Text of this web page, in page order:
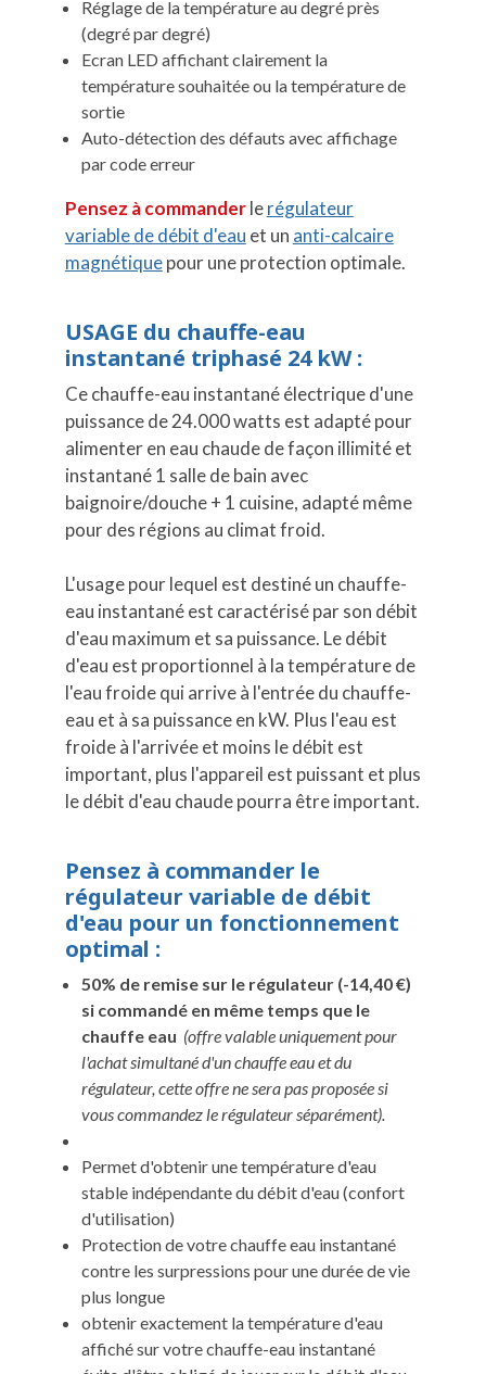
Réglage de la température au degré près
(degré par degré)
Ecran LED affichant clairement la
température souhaitée ou la température de
sortie
Auto-détection des défauts avec affichage
par code erreur
Pensez à commanderlerégulateur
variable de débit d'eau et un anti-calcaire
magnétiquepour une protection optimale.
USAGE du chauffe-eau
instantané triphasé 24 kW :
Ce chauffe-eau instantané électrique d'une
puissance de 24.000 watts est adapté pour
alimenter en eau chaude de façon illimité et
instantané 1 salle de bain avec
baignoire/douche + 1 cuisine, adapté même
pour des régions au climat froid.
L'usage pour lequel est destiné un chauffe-
eau instantané est caractérisé par son débit
d'eau maximum et sa puissance. Le débit
d'eau est proportionnel à la température de
l'eau froide qui arrive à l'entrée du chauffe-
eau et à sa puissance en kW. Plus l'eau est
froide à l'arrivée et moins le débit est
important, plus l'appareil est puissant et plus
le débit d'eau chaude pourra être important.
Pensez à commander le
régulateur variable de débit
d'eau pour un fonctionnement
optimal :
50% de remise sur le régulateur (-14,40 €)
si commandé en même temps que le
chauffe eau (offre valable uniquement pour
l'achat simultané d'un chauffe eau et du
régulateur, cette offre ne sera pas proposée si
vous commandez le régulateur séparément).
Permet d'obtenir une température d'eau
stable indépendante du débit d'eau (confort
d'utilisation)
Protection de votre chauffe eau instantané
contre les surpressions pour une durée de vie
plus longue
obtenir exactement la température d'eau
affiché sur votre chauffe-eau instantané